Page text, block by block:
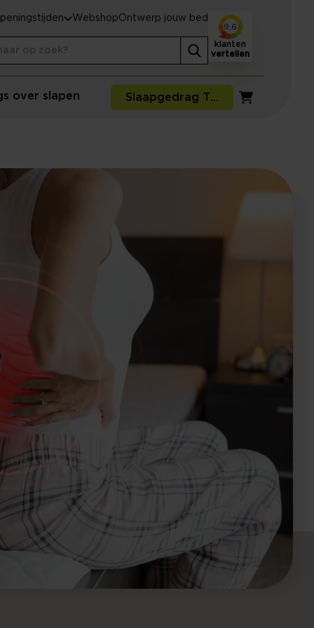
over slapen Slaapgedrag Thuismeting
Winkelwagen
WebshopOntwerp jouw bed
9,6
klanten
vertellen